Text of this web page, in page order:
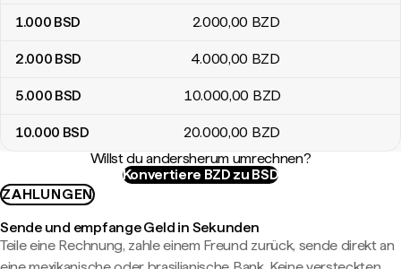
1.000 BSD 2.000,00 BZD
2.000 BSD 4.000,00 BZD
5.000 BSD 10.000,00 BZD
10.000 BSD 20.000,00 BZD
Willst du andersherum umrechnen?
Konvertiere BZD zu BSD
ZAHLUNGEN
Sende und empfange Geld in Sekunden
Teile eine Rechnung, zahle einem Freund zurück, sende direkt an